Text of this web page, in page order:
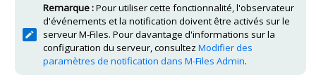
Remarque :Pour utiliser cette fonctionnalité, l'observateur
d'événements et la notification doivent être activés sur le
serveurM-Files. Pour davantage d'informations sur la
configuration du serveur, consultez Modifier des
paramètres de notification dans M-Files Admin.